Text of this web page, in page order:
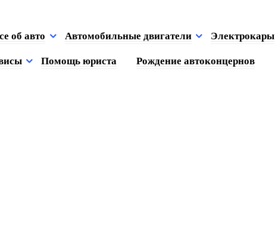
об авто Автомобильные двигатели Электрокары
Помощь юриста Рождение автоконцернов